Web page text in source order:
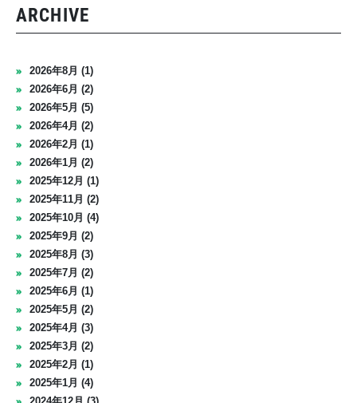
ARCHIVE
2026年8月 (1)
2026年6月 (2)
2026年5月 (5)
2026年4月 (2)
2026年2月 (1)
2026年1月 (2)
2025年12月 (1)
2025年11月 (2)
2025年10月 (4)
2025年9月 (2)
2025年8月 (3)
2025年7月 (2)
2025年6月 (1)
2025年5月 (2)
2025年4月 (3)
2025年3月 (2)
2025年2月 (1)
2025年1月 (4)